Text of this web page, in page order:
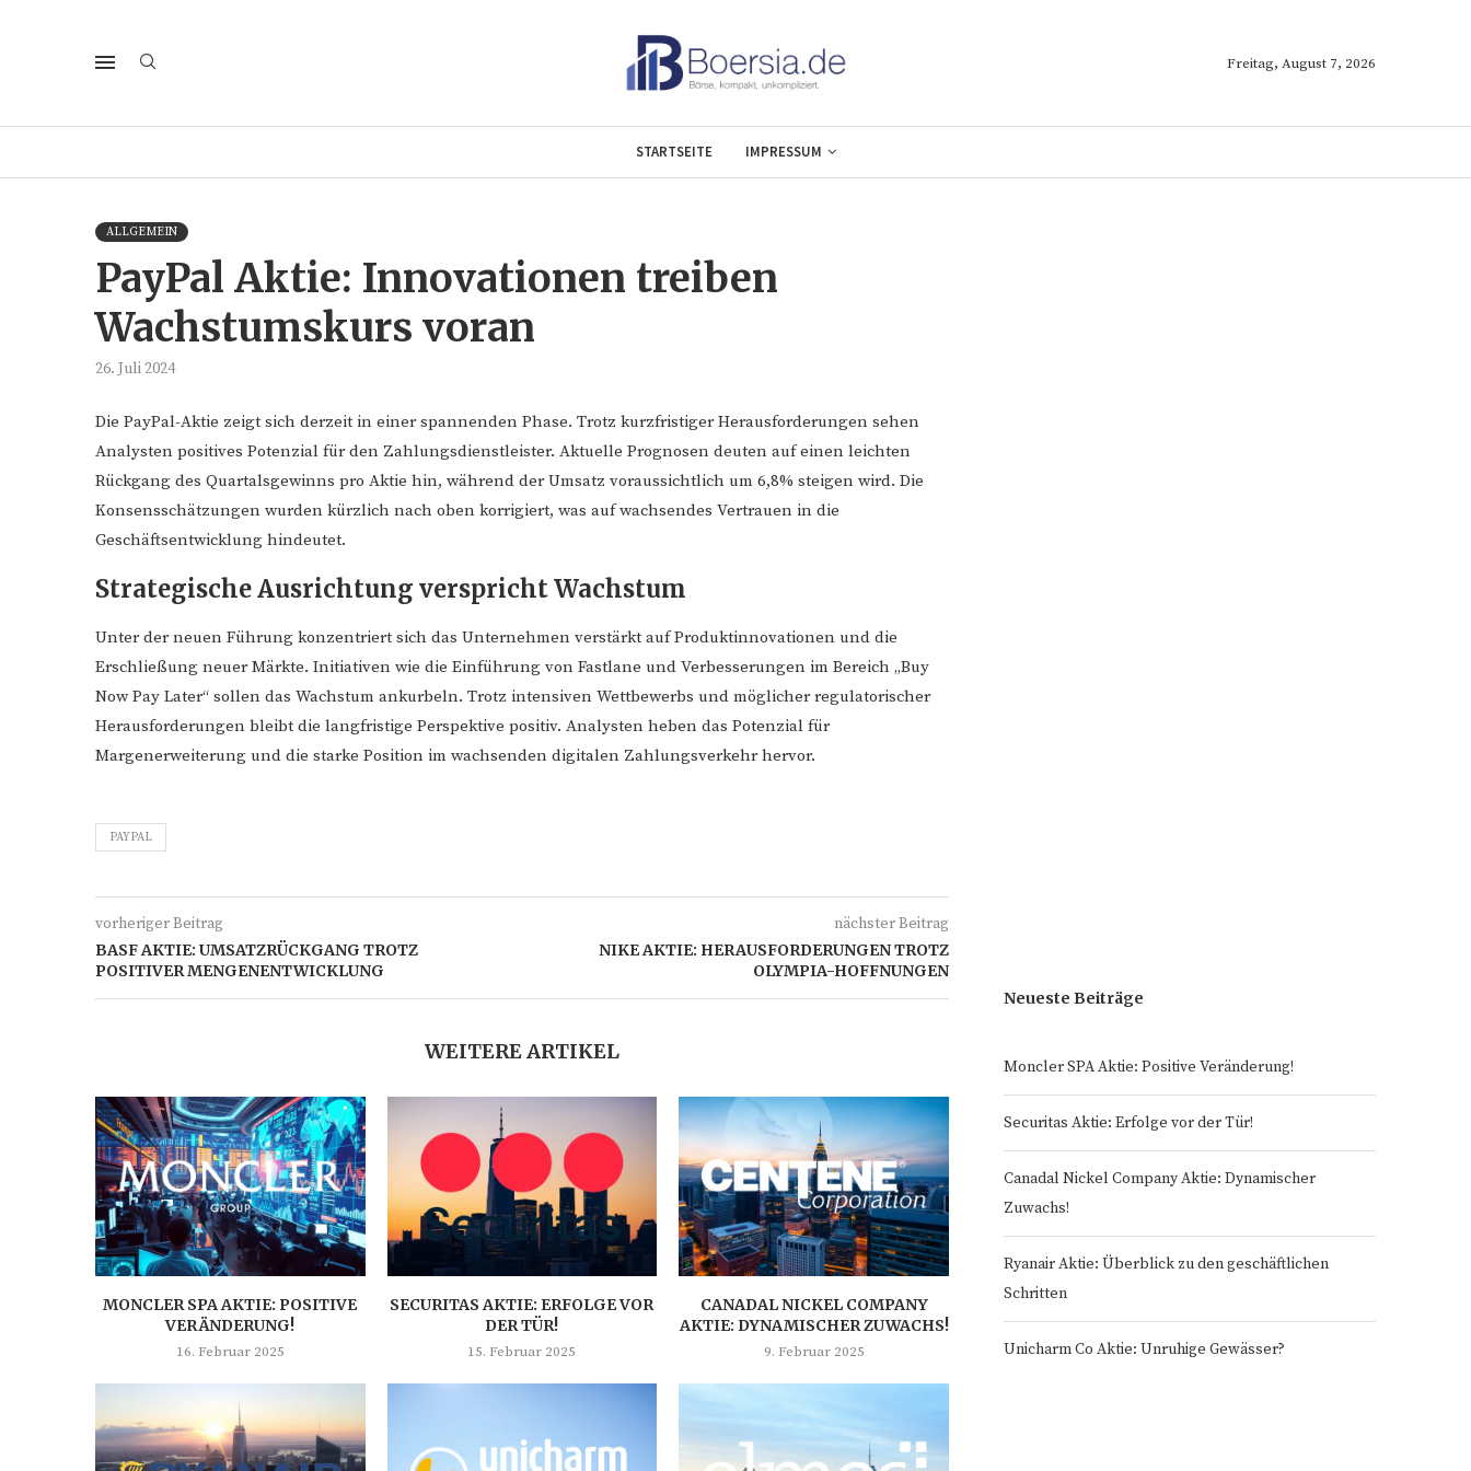
Freitag, August 7, 2026
STARTSEITE IMPRESSUM
ALLGEMEIN
PayPal Aktie: Innovationen treiben
Wachstumskurs voran
26. Juli 2024
Die PayPal-Aktie zeigt sich derzeit in einer spannenden Phase. Trotz kurzfristiger Herausforderungen sehen
Analysten positives Potenzial für den Zahlungsdienstleister. Aktuelle Prognosen deuten auf einen leichten
Rückgang des Quartalsgewinns pro Aktie hin, während der Umsatz voraussichtlich um 6,8% steigen wird. Die
Konsensschätzungen wurden kürzlich nach oben korrigiert, was auf wachsendes Vertrauen in die
Geschäftsentwicklung hindeutet.
Strategische Ausrichtung verspricht Wachstum
Unter der neuen Führung konzentriert sich das Unternehmen verstärkt auf Produktinnovationen und die
Erschließung neuer Märkte. Initiativen wie die Einführung von Fastlane und Verbesserungen im Bereich „Buy
Now Pay Later“ sollen das Wachstum ankurbeln. Trotz intensiven Wettbewerbs und möglicher regulatorischer
Herausforderungen bleibt die langfristige Perspektive positiv. Analysten heben das Potenzial für
Margenerweiterung und die starke Position im wachsenden digitalen Zahlungsverkehr hervor.
PAYPAL
vorheriger Beitrag
BASF AKTIE: UMSATZRÜCKGANG TROTZ
POSITIVER MENGENENTWICKLUNG
nächster Beitrag
NIKE AKTIE: HERAUSFORDERUNGEN TROTZ
OLYMPIA-HOFFNUNGEN
WEITERE ARTIKEL
MONCLER SPA AKTIE: POSITIVE
VERÄNDERUNG!
16. Februar 2025
SECURITAS AKTIE: ERFOLGE VOR
DER TÜR!
15. Februar 2025
CANADAL NICKEL COMPANY
AKTIE: DYNAMISCHER ZUWACHS!
9. Februar 2025
Neueste Beiträge
Moncler SPA Aktie: Positive Veränderung!
Securitas Aktie: Erfolge vor der Tür!
Canadal Nickel Company Aktie: Dynamischer
Zuwachs!
Ryanair Aktie: Überblick zu den geschäftlichen
Schritten
Unicharm Co Aktie: Unruhige Gewässer?